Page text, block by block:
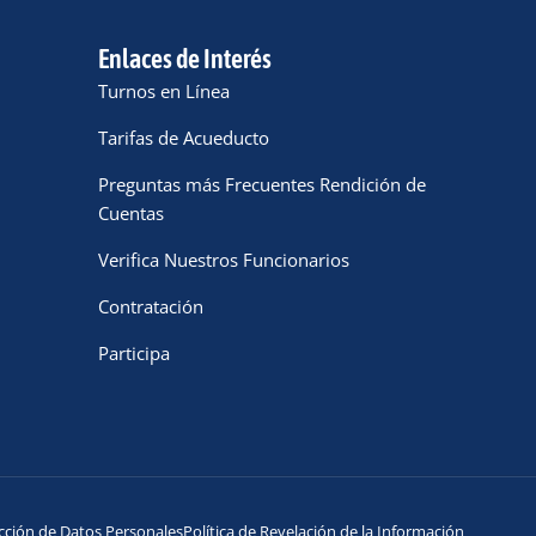
Enlaces de Interés
Turnos en Línea
Tarifas de Acueducto
Preguntas más Frecuentes Rendición de
Cuentas
Verifica Nuestros Funcionarios
Contratación
Participa
de Datos PersonalesPolítica de Revelación de la Información